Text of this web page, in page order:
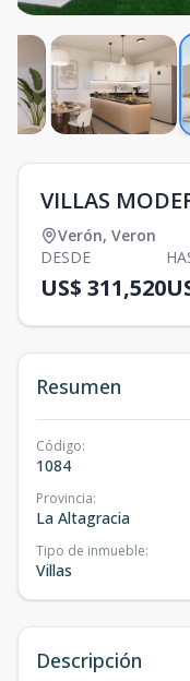
VILLAS
Verón, Veron
DESDE
US$ 311,520
Resumen
Código:
1084
Provincia:
La Altagracia
Tipo de inmueble:
Villas
Descripción